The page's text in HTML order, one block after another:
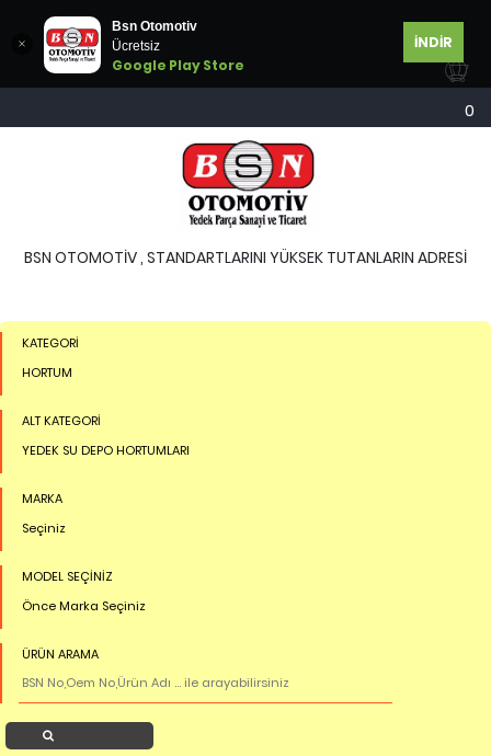
Bsn Otomotiv
Ücretsiz
Google Play Store
İNDİR
0
BSN OTOMOTİV , STANDARTLARINI YÜKSEK TUTANLARIN ADRESİ
KATEGORİ
HORTUM
ALT KATEGORİ
YEDEK SU DEPO HORTUMLARI
MARKA
Seçiniz
MODEL SEÇİNİZ
Önce Marka Seçiniz
ÜRÜN ARAMA
Ürün Ara